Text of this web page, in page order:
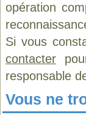
opération
Si vous
contacter
responsable
Vous ne